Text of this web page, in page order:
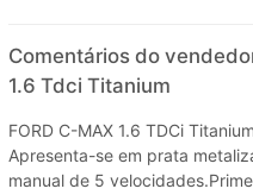
Comentários do
1.6 Tdci Titanium
FORD C-MAX 1.6 TDCi
Apresenta-se em prata
manual de 5